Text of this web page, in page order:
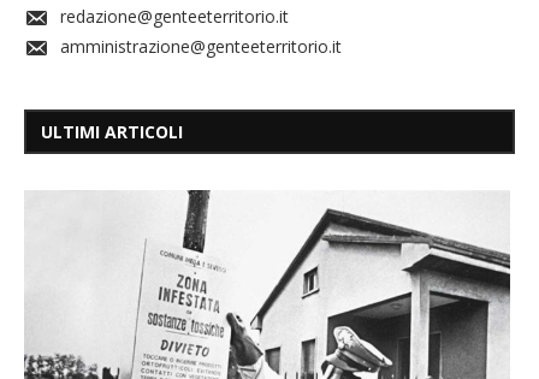
redazione@genteeterritorio.it
amministrazione@genteeterritorio.it
ULTIMI ARTICOLI